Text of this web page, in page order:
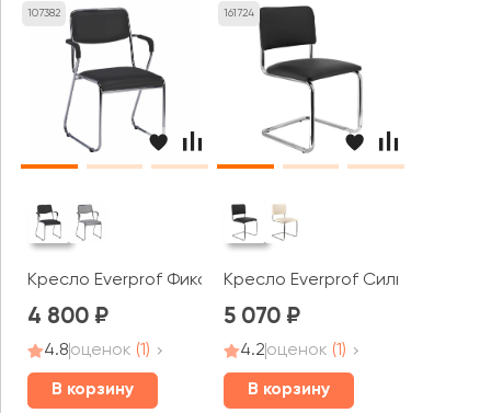
107382
Кресло Everprof Фикс Плюс / Fix Plus
4 800
4.8оценок (1)
В корзину
161724
Кресло Everprof Сильвия / Silwia
5 070
4.2оценок (1)
В корзину